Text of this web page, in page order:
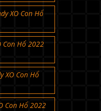
XO Con Hổ
Con Hổ 2022
XO Con Hổ
Con Hổ 2022